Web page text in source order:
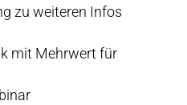
zu weiteren Infos
mit Mehrwert für